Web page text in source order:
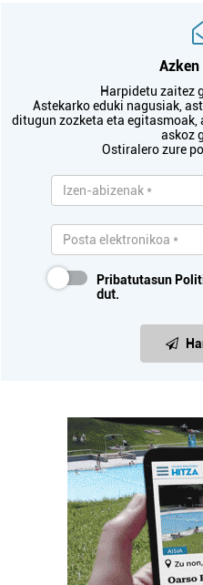
Harpidetu zaitez
Astekarko eduki nagusiak,
ditugun zozketa eta egitasmoak,
askoz
Ostiralero zure
Pribatutasun
dut.